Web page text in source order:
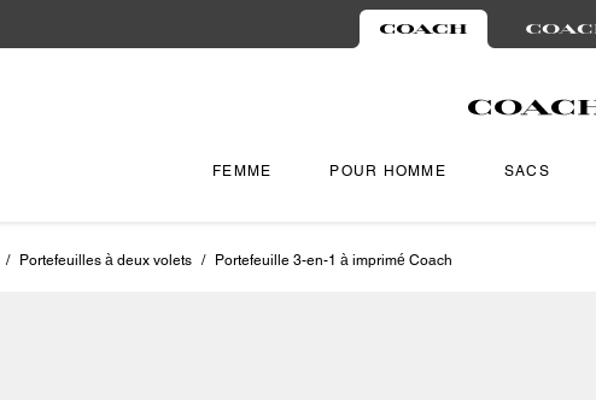
FEMME POUR HOMME SACS
/ Portefeuilles à deux volets / Portefeuille 3-en-1 à imprimé Coach